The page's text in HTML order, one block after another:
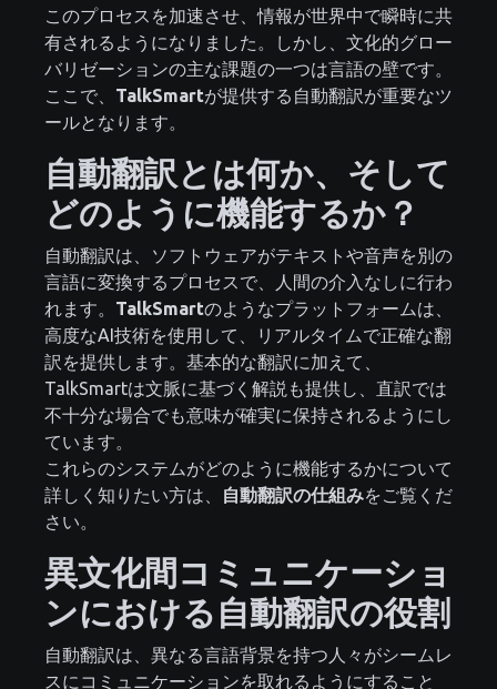
このプロセスを加速させ、情報が世界中で瞬時に共
有されるようになりました。しかし、文化的グロー
バリゼーションの主な課題の一つは言語の壁です。
ここで、 TalkSmartが提供する自動翻訳が重要なツ
ールとなります。
自動翻訳とは何か、そして
どのように機能するか？
自動翻訳は、ソフトウェアがテキストや音声を別の
言語に変換するプロセスで、人間の介入なしに行わ
れます。 TalkSmartのようなプラットフォームは、
高度なAI技術を使用して、リアルタイムで正確な翻
訳を提供します。基本的な翻訳に加えて、
TalkSmartは文脈に基づく解説も提供し、直訳では
不十分な場合でも意味が確実に保持されるようにし
ています。
これらのシステムがどのように機能するかについて
詳しく知りたい方は、
自動翻訳の仕組みをご覧くだ
さい。
異文化間コミュニケーショ
ンにおける自動翻訳の役割
自動翻訳は、異なる言語背景を持つ人々がシームレ
スにコミュニケーションを取れるようにすること